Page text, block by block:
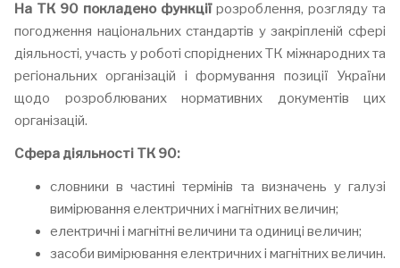
На ТК 90 покладено функціїрозроблення, розгляду та
погодження національних стандартів у закріпленій сфері
діяльності, участь у роботі споріднених ТК міжнародних та
регіональних організацій і формування позиції України
щодо розроблюваних нормативних документів цих
організацій.
Сфера діяльності ТК 90:
словники в частині термінів та визначень у галузі
вимірювання електричних і магнітних величин;
електричні і магнітні величини та одиниці величин;
засоби вимірювання електричних і магнітних величин.